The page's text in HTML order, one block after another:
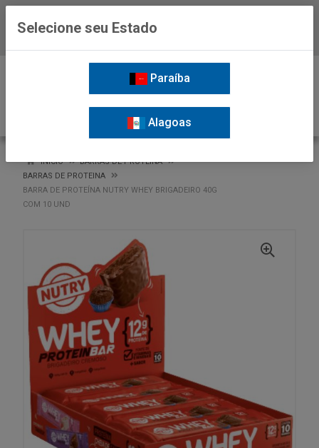
INÍCIO
BARRAS DE PROTEINA
BARRAS DE PROTEINA
BARRA DE PROTEÍNA NUTRY WHEY BRIGADEIRO 40G
COM 10 UND
Selecione seu Estado
Paraíba
Alagoas